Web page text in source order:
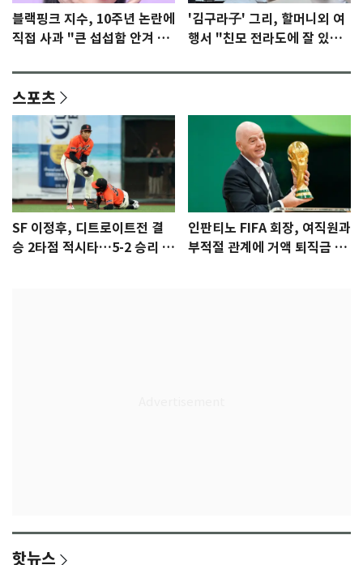
블랙핑크 지수, 10주년 논란에
직접 사과 "큰 섭섭함 안겨 미
'김구라子' 그리, 할머니외 여
행서 "친모 전라도에 잘 있
스포츠
SF 이정후, 디트로이트전 결
승 2타점 적시타…5-2 승리 견
인판티노 FIFA 회장, 여직원과
부적절 관계에 거액 퇴직금 지
핫뉴스